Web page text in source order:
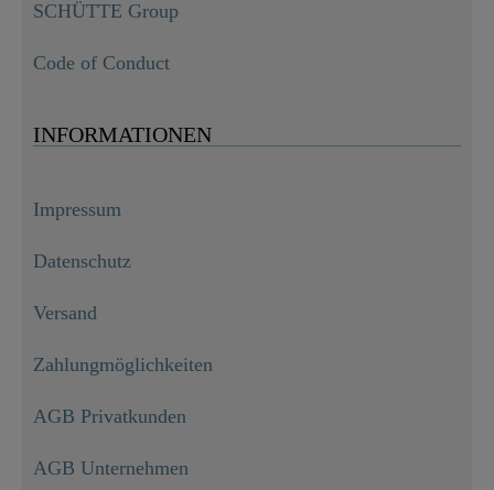
SCHÜTTE Group
Code of Conduct
INFORMATIONEN
Impressum
Datenschutz
Versand
Zahlungmöglichkeiten
AGB Privatkunden
AGB Unternehmen